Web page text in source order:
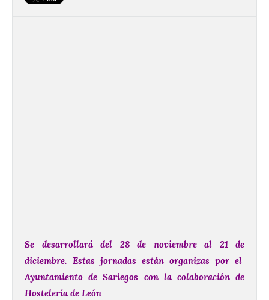
Se desarrollará del 28 de noviembre al 21 de
diciembre. Estas jornadas están organizas por el
Ayuntamiento de Sariegos con la colaboración de
Hostelería de León